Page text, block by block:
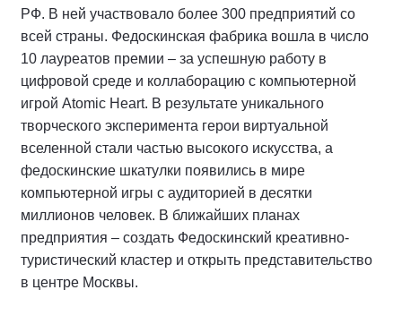
РФ. В ней участвовало более 300 предприятий со
всей страны. Федоскинская фабрика вошла в число
10 лауреатов премии – за успешную работу в
цифровой среде и коллаборацию с компьютерной
игрой Atomic Heart. В результате уникального
творческого эксперимента герои виртуальной
вселенной стали частью высокого искусства, а
федоскинские шкатулки появились в мире
компьютерной игры с аудиторией в десятки
миллионов человек. В ближайших планах
предприятия – создать Федоскинский креативно-
туристический кластер и открыть представительство
в центре Москвы.